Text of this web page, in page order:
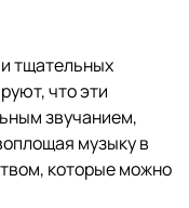
тщательных
что эти
звучанием,
музыку в
которые можно